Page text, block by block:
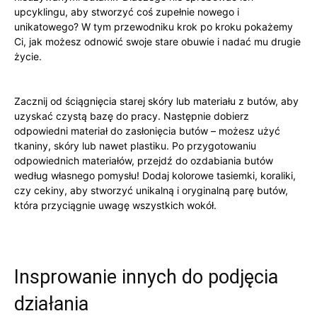
upcyklingu, aby stworzyć coś zupełnie nowego i‌
unikatowego? W tym przewodniku ‍krok po kroku pokażemy
Ci, jak‍ możesz odnowić swoje ‍stare‍ obuwie i⁣ nadać mu ⁤drugie
życie.
Zacznij od⁢ ściągnięcia starej skóry lub materiału z butów, aby
uzyskać czystą bazę do pracy. Następnie dobierz
odpowiedni materiał do zasłonięcia‌ butów – możesz użyć
tkaniny, skóry ​lub nawet⁢ plastiku. Po przygotowaniu
odpowiednich materiałów,⁣ przejdź do ozdabiania⁢ butów
według własnego pomysłu! Dodaj kolorowe tasiemki,⁤ koraliki,
czy cekiny, aby stworzyć unikalną​ i oryginalną parę butów,
która przyciągnie uwagę wszystkich‍ wokół.
Insprowanie innych do podjęcia
działania